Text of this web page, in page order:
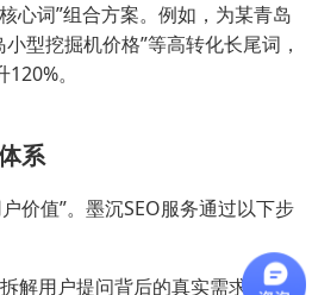
心词”组合方案。例如，为某青岛
型挖掘机价格”等高转化长尾词，
。
系
价值”。墨沉SEO服务通过以下步
解用户提问背后的真实需求；